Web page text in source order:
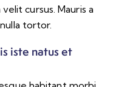
cursus. Mauris a
tortor.
iste natus et